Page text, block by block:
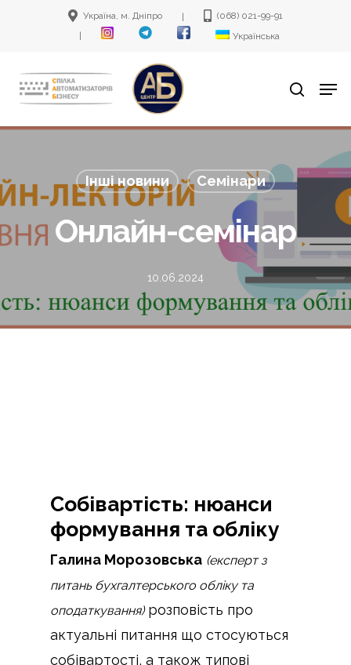
content
Україна, м. Дніпро
(068) 021-99-91
Українська
search
Інші новини Семінари
Онлайн-семінар
10.06.2024
Собівартість: нюанси
формування та обліку
Галина Морозовська (експерт з
питань бухгалтерського обліку та
оподаткування)розповість про
актуальні питання що стосуються
собівартості, а також типові